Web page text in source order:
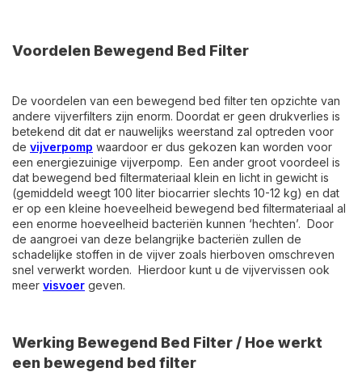
Voordelen Bewegend Bed Filter
De voordelen van een bewegend bed filter ten opzichte van
andere vijverfilters zijn enorm. Doordat er geen drukverlies is
betekend dit dat er nauwelijks weerstand zal optreden voor
de vijverpomp waardoor er dus gekozen kan worden voor
een energiezuinige vijverpomp. Een ander groot voordeel is
dat bewegend bed filtermateriaal klein en licht in gewicht is
(gemiddeld weegt 100 liter biocarrier slechts 10-12 kg) en dat
er op een kleine hoeveelheid bewegend bed filtermateriaal al
een enorme hoeveelheid bacteriën kunnen ‘hechten’. Door
de aangroei van deze belangrijke bacteriën zullen de
schadelijke stoffen in de vijver zoals hierboven omschreven
snel verwerkt worden. Hierdoor kunt u de vijvervissen ook
meer visvoer geven.
Werking Bewegend Bed Filter / Hoe werkt
een bewegend bed filter